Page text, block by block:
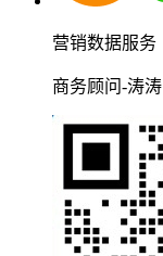
营销数据服务
商务顾问-涛涛